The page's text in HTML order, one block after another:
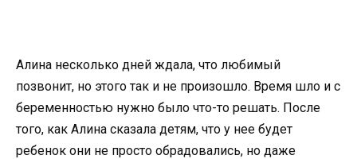
Алина несколько дней ждала, что любимый
позвонит, но этого так и не произошло. Время шло и с
беременностью нужно было что-то решать. После
того, как Алина сказала детям, что у нее будет
ребенок они не просто обрадовались, но даже